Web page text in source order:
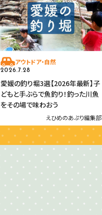
アウトドア・自然
2026.7.28
愛媛の釣り堀3選【2026年最新】子
どもと手ぶらで魚釣り！釣った川魚
をその場で味わおう
えひめのあぷり編集部